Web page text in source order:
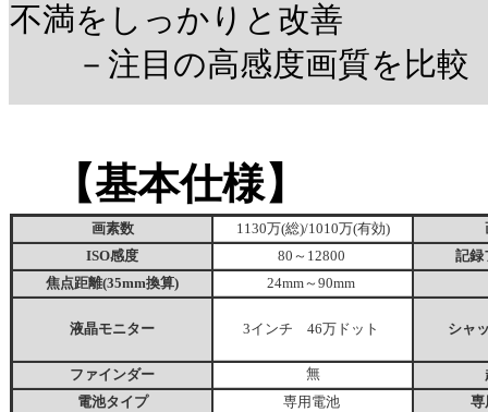
不満をしっかりと改善
－注目の高感度画質を比較
【基本仕様】
画素数 1130万(総)/1010万(有効)
ISO感度
80～12800
記録
焦点距離(35mm換算)
24mm～90mm
液晶モニター 3インチ 46万ドット シャ
ファインダー 無
電池タイプ
専用電池
専